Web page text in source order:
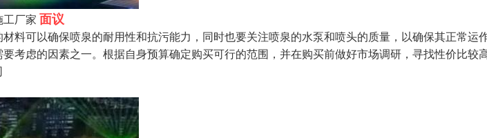
厂家 面议
料可以确保喷泉的耐用性和抗污能力，同时也要关注喷泉的水泵和喷头的质量，以确保其正常运
考虑的因素之一。根据自身预算确定购买可行的范围，并在购买前做好市场调研，寻找性价比较